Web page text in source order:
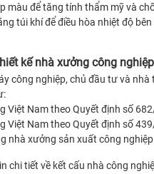
màu để tăng tính thẩm mỹ và
túi khí để điều hòa nhiệt độ
kế nhà xưởng công nghiệp
công nghiệp, chủ đầu tư và
Việt Nam theo Quyết định số
Việt Nam theo Quyết định số
nhà xưởng sản xuất công
chi tiết về kết cấu nhà công